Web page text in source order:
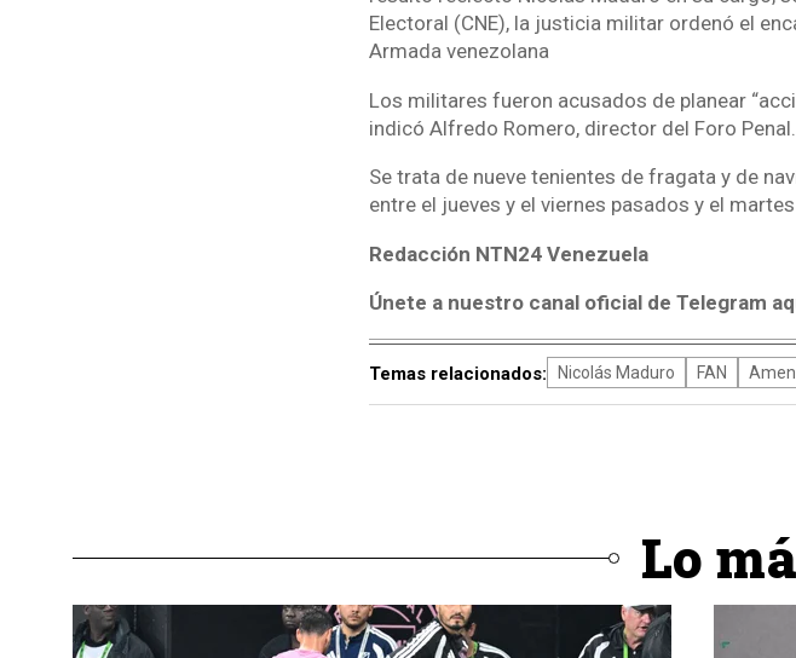
Electoral (CNE), la justicia militar ordenó el
Armada venezolana
Los militares fueron acusados de planear
indicó Alfredo Romero, director del Foro Penal.
Se trata de nueve tenientes de fragata y de
entre el jueves y el viernes pasados y el
Redacción NTN24 Venezuela
Únete a nuestro canal oficial de Telegram
Temas relacionados: Nicolás Maduro FAN
Lo